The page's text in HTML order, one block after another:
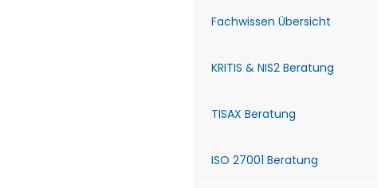
Fachwissen Übersicht
KRITIS & NIS2 Beratung
TISAX Beratung
ISO 27001 Beratung